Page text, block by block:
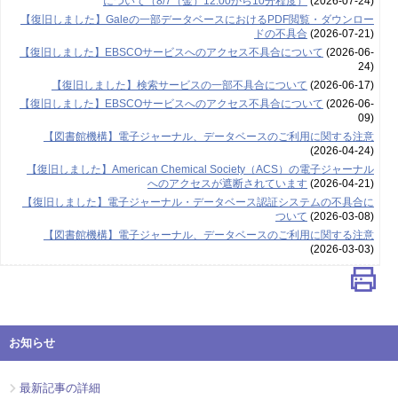
【復旧しました】Galeの一部データベースにおけるPDF閲覧・ダウンロー
ドの不具合 (2026-07-21)
【復旧しました】EBSCOサービスへのアクセス不具合について (2026-06-
24)
【復旧しました】検索サービスの一部不具合について (2026-06-17)
【復旧しました】EBSCOサービスへのアクセス不具合について (2026-06-
09)
【図書館機構】電子ジャーナル、データベースのご利用に関する注意
(2026-04-24)
【復旧しました】American Chemical Society（ACS）の電子ジャーナル
へのアクセスが遮断されています(2026-04-21)
【復旧しました】電子ジャーナル・データベース認証システムの不具合に
ついて (2026-03-08)
【図書館機構】電子ジャーナル、データベースのご利用に関する注意
(2026-03-03)
お知らせ
最新記事の詳細